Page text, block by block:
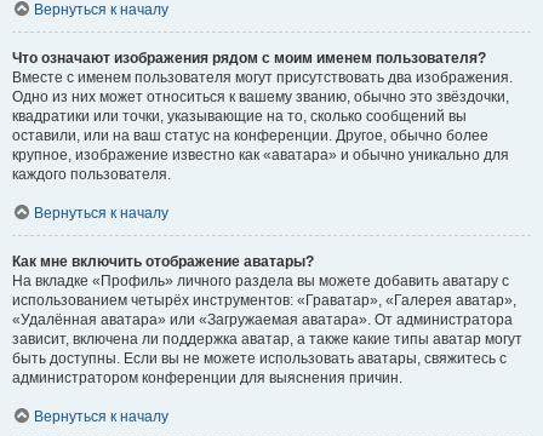
Вернуться к началу
Что означают изображения рядом с моим именем пользователя?
Вместе с именем пользователя могут присутствовать два изображения.
Одно из них может относиться к вашему званию, обычно это звёздочки,
квадратики или точки, указывающие на то, сколько сообщений вы
оставили, или на ваш статус на конференции. Другое, обычно более
крупное, изображение известно как «аватара» и обычно уникально для
каждого пользователя.
Вернуться к началу
Как мне включить отображение аватары?
На вкладке «Профиль» личного раздела вы можете добавить аватару с
использованием четырёх инструментов: «Граватар», «Галерея аватар»,
«Удалённая аватара» или «Загружаемая аватара». От администратора
зависит, включена ли поддержка аватар, а также какие типы аватар могут
быть доступны. Если вы не можете использовать аватары, свяжитесь с
администратором конференции для выяснения причин.
Вернуться к началу